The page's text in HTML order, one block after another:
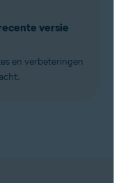
versie
en verbeteringen